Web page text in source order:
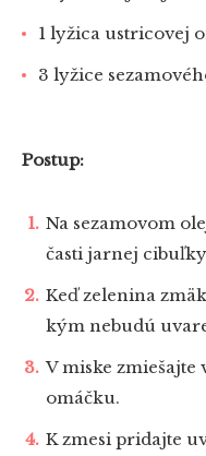
1 lyžica ustricovej
3 lyžice
Postup:
Na sezamovom
časti jarnej
Keď zelenina
kým nebudú
V miske
omáčku.
K zmesi pridajte